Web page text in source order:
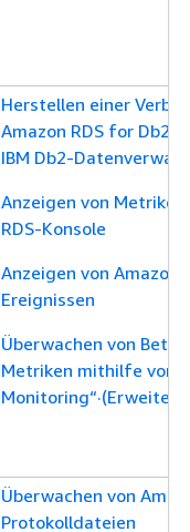
Herstellen einer
Amazon RDS for Db2-
IBM Db2-
Anzeigen von
RDS-Konsole
Anzeigen von Amazon-
Ereignissen
Überwachen von
Metriken mithilfe von
Überwachen von
Protokolldateien